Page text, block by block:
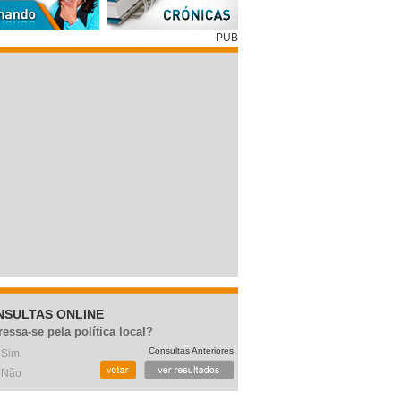
PUB
ONLINE
se pela política local?
Sim
Não
Consultas Anteriores